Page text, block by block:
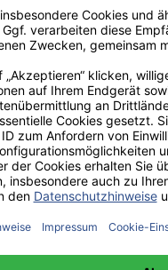
Seite
8
9
12
12
13